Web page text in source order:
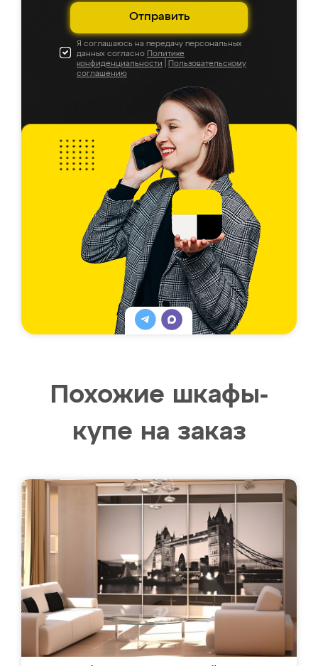
Отправить
Я соглашаюсь на передачу персональных
данных согласно Политике
конфиденциальности
Пользовательскому
соглашению
Похожие шкафы-
купе на заказ